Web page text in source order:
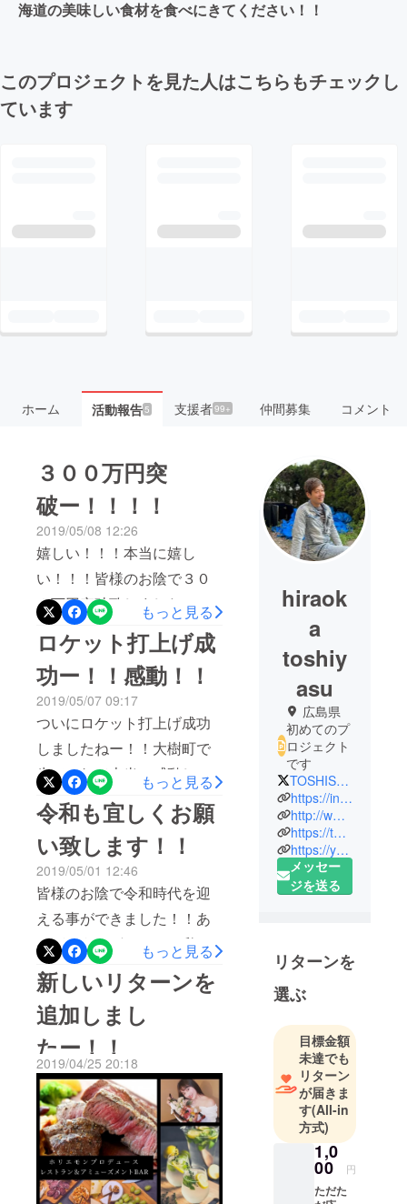
海道の美味しい食材を食べにきてください！！
このプロジェクトを見た人はこちらもチェックし
ています
ホーム 活動報告5 支援者99+ 仲間募集 コメント
３００万円突
破ー！！！！
2019/05/08 12:26
嬉しい！！！本当に嬉し
い！！！皆様のお陰で３０
０万円突破致しました！本
当にありがとうございま
す！！メンバー全員成功さ
せるため一生懸命頑張って
おりますので引き続き応援
宜しくお願い致します！！
未来のレストラン『蝦夷マ
ルシェ』北海道の本当に美
味しい食材がいつでも食べ
られる大樹町、北海道内、
全国から足を運んでもらえ
るみんなが笑顔になれるコ
ミュニティ、待ち合わせ場
所もっともっと大樹町、北
海道の魅力を皆様に体感し
て頂きたいです！！絶対に
ワクワクするエンタメ満載
のレストラン&amp;バーで
す！！皆様に大樹町に足を
運んで頂き、僕達とお話さ
せてください！！本当に楽
しみです！！！宜しくお願
い致します！！！！
もっと見る
ロケット打上げ成
功ー！！感動！！
2019/05/07 09:17
ついにロケット打上げ成功
しましたねー！！大樹町で
生でみれて本当に感動しま
した！！今までの努力や思
い凄かっただろうな。本当
に大樹町に来れて嬉しかっ
たです！！勇気をもらえま
した。諦めない気持ち、や
る気、努力があれば本当に
成功するのだと改めて感じ
ました！！僕たちのレスト
ラン『蝦夷マルシェ』絶対
に成功させ、皆様に大樹町
に足を運んで頂きお会い
し、お話したいです！募集
終了まで５日しかありませ
ん。皆様のお力をお貸し下
さい！！
もっと見る
令和も宜しくお願
い致します！！
2019/05/01 12:46
皆様のお陰で令和時代を迎
える事ができました！！あ
りがとうございます！私達
の最近の活動はインタース
テラテクノロジズのロケッ
ト打ち上げ前夜祭のお手伝
いロケット打ち上げの
SKYHILLSでの出店店舗の
リノベーション作業などな
ど平成、令和、GW関係無し
で活動しております！こち
らが、、こちらになりまし
た！！！！！厨房機器を外
もっと見る
新しいリターンを
追加しまし
たー！！
2019/04/25 20:18
hiraok
a
toshiy
asu
広島県
初めてのプ
ロジェクト
です
TOSHISHI0203
https://instagram.com/toshishi0203
http://www.tiktok.com/@toshishi0203
https://twitter.com/TOSHISHI0203
https://youtube.com/channel/UCyFv7VVLDb4yp1cEpRJ_CVg
メッセー
ジを送る
リターンを
選ぶ
目標金額
未達でも
リターン
が届きま
す(All-in
方式)
1,0
00 円
ただた